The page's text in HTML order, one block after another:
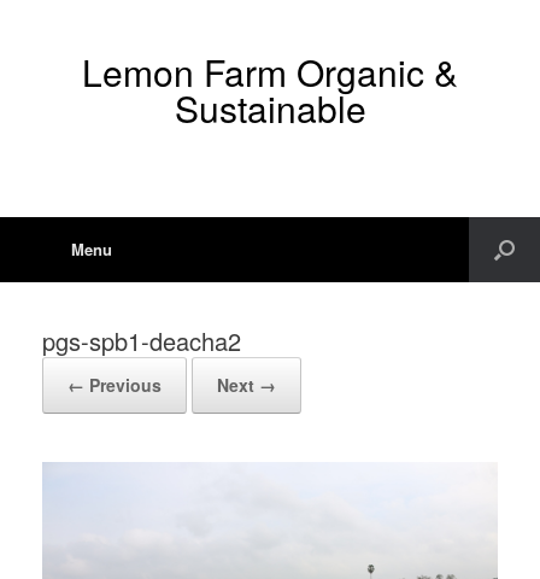
Lemon Farm Organic &
Sustainable
Menu
pgs-spb1-deacha2
← Previous Next →